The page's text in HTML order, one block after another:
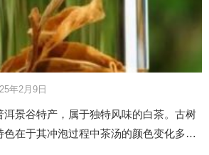
年2月9日
景谷特产，属于独特风味的白茶。古树
色在于其冲泡过程中茶汤的颜色变化多…